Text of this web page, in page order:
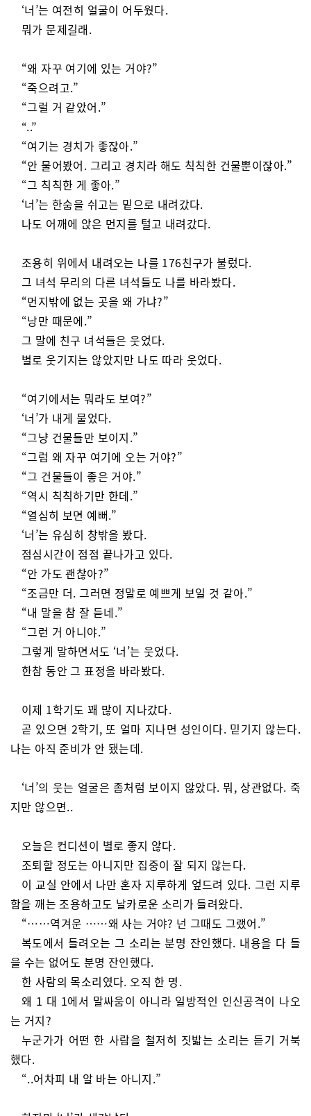
‘너’는 여전히 얼굴이 어두웠다.
뭐가 문제길래.
“왜 자꾸 여기에 있는 거야?”
“죽으려고.”
“그럴 거 같았어.”
“..”
“여기는 경치가 좋잖아.”
“안 물어봤어. 그리고 경치라 해도 칙칙한 건물뿐이잖아.”
“그 칙칙한 게 좋아.”
‘너’는 한숨을 쉬고는 밑으로 내려갔다.
나도 어깨에 앉은 먼지를 털고 내려갔다.
조용히 위에서 내려오는 나를 176친구가 불렀다.
그 녀석 무리의 다른 녀석들도 나를 바라봤다.
“먼지밖에 없는 곳을 왜 가냐?”
“낭만 때문에.”
그 말에 친구 녀석들은 웃었다.
별로 웃기지는 않았지만 나도 따라 웃었다.
“여기에서는 뭐라도 보여?”
‘너’가 내게 물었다.
“그냥 건물들만 보이지.”
“그럼 왜 자꾸 여기에 오는 거야?”
“그 건물들이 좋은 거야.”
“역시 칙칙하기만 한데.”
“열심히 보면 예뻐.”
‘너’는 유심히 창밖을 봤다.
점심시간이 점점 끝나가고 있다.
“안 가도 괜찮아?”
“조금만 더. 그러면 정말로 예쁘게 보일 것 같아.”
“내 말을 참 잘 듣네.”
“그런 거 아니야.”
그렇게 말하면서도 ‘너’는 웃었다.
한참 동안 그 표정을 바라봤다.
이제 1학기도 꽤 많이 지나갔다.
곧 있으면 2학기, 또 얼마 지나면 성인이다. 믿기지 않는다.
나는 아직 준비가 안 됐는데.
‘너’의 웃는 얼굴은 좀처럼 보이지 않았다. 뭐, 상관없다. 죽
지만 않으면..
오늘은 컨디션이 별로 좋지 않다.
조퇴할 정도는 아니지만 집중이 잘 되지 않는다.
이 교실 안에서 나만 혼자 지루하게 엎드려 있다. 그런 지루
함을 깨는 조용하고도 날카로운 소리가 들려왔다.
“……역겨운 ……왜 사는 거야? 넌 그때도 그랬어.”
복도에서 들려오는 그 소리는 분명 잔인했다. 내용을 다 들
을 수는 없어도 분명 잔인했다.
한 사람의 목소리였다. 오직 한 명.
왜 1 대 1에서 말싸움이 아니라 일방적인 인신공격이 나오
는 거지?
누군가가 어떤 한 사람을 철저히 짓밟는 소리는 듣기 거북
했다.
“..어차피 내 알 바는 아니지.”